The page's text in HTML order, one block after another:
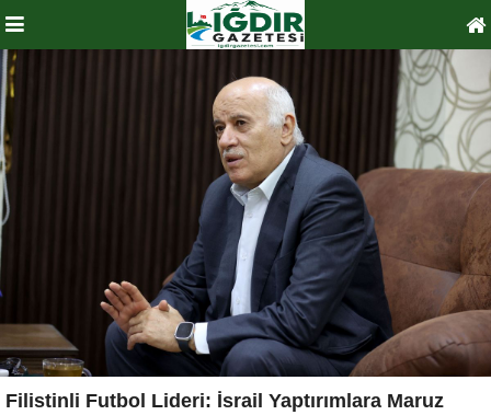
Filistinli Futbol Lideri: İsrail Yaptırımlara Maruz